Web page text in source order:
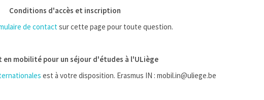
Conditions d'accès et inscription
de contactsur cette page pour toute question.
en mobilité pour un séjour d'études à l'ULiège
est à votre disposition. Erasmus IN : mobil.in@uliege.be